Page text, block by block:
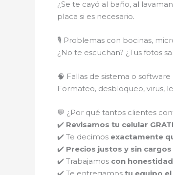
¿Se te cayó al baño, al
placa si es necesario.
🎙️ Problemas con bocinas,
¿No te escuchan? ¿Tus fotos
🧠 Fallas de sistema o software
Formateo, desbloqueo, virus,
💬 ¿Por qué tantos clientes
✔️ Revisamos tu celular
✔️ Te decimos exactamente
✔️ Precios justos y sin
✔️ Trabajamos con
✔️ Te entregamos tu equipo